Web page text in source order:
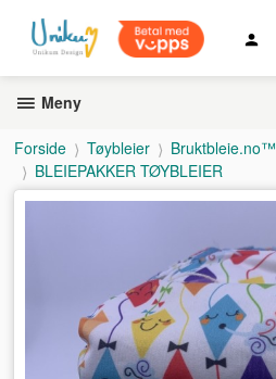
innholdet
Meny
Forside Tøybleier
Bruktbleie.no™
BLEIEPAKKER TØYBLEIER